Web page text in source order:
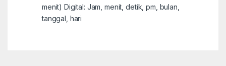
menit) Digital: Jam, menit, detik, pm, bulan,
tanggal, hari